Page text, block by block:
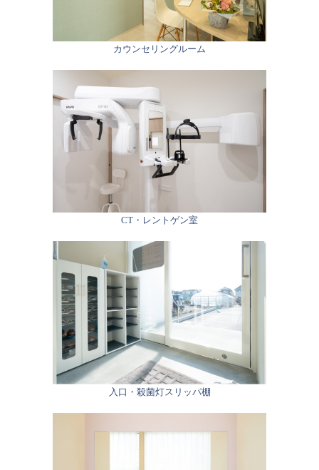
カウンセリングルーム
CT・レントゲン室
入口・殺菌灯スリッパ棚